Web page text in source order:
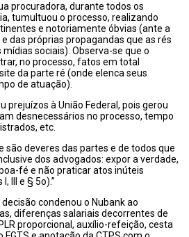
procuradora, durante todos os
tumultuou o processo, realizando
e notoriamente óbvias (ante a
das próprias propagandas que as rés
sociais). Observa-se que o
no processo, fatos em total
da parte ré (onde elenca seus
de atuação).
prejuízos à União Federal, pois gerou
desnecessários no processo, tempo
etc.
são deveres das partes e de todos que
dos advogados: expor a verdade,
fé e não praticar atos inúteis
III e § 5o).”
condenou o Nubank ao
diferenças salariais decorrentes de
proporcional, auxílio-refeição, cesta